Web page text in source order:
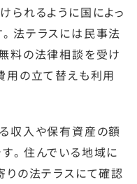
られるように国によっ
法テラスには民事法
料の法律相談を受け
用の立て替えも利用
収入や保有資産の額
。住んでいる地域に
りの法テラスにて確認